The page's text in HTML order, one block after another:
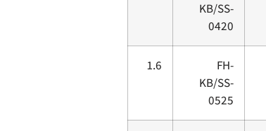
KB/SS-
0420
FH-
KB/SS-
0525
1.6